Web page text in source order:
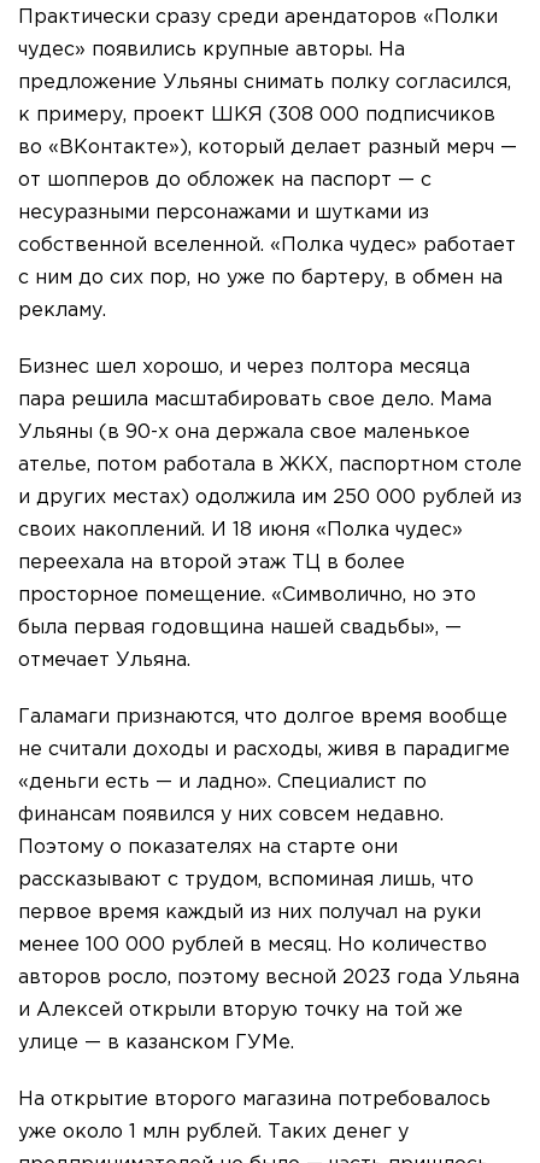
Практически сразу среди арендаторов «Полки
чудес» появились крупные авторы. На
предложение Ульяны снимать полку согласился,
к примеру, проект ШКЯ (308 000 подписчиков
во «ВКонтакте»), который делает разный мерч —
от шопперов до обложек на паспорт — с
несуразными персонажами и шутками из
собственной вселенной. «Полка чудес» работает
с ним до сих пор, но уже по бартеру, в обмен на
рекламу.
Бизнес шел хорошо, и через полтора месяца
пара решила масштабировать свое дело. Мама
Ульяны (в 90-х она держала свое маленькое
ателье, потом работала в ЖКХ, паспортном столе
и других местах) одолжила им 250 000 рублей из
своих накоплений. И 18 июня «Полка чудес»
переехала на второй этаж ТЦ в более
просторное помещение. «Символично, но это
была первая годовщина нашей свадьбы», —
отмечает Ульяна.
Галамаги признаются, что долгое время вообще
не считали доходы и расходы, живя в парадигме
«деньги есть — и ладно». Специалист по
финансам появился у них совсем недавно.
Поэтому о показателях на старте они
рассказывают с трудом, вспоминая лишь, что
первое время каждый из них получал на руки
менее 100 000 рублей в месяц. Но количество
авторов росло, поэтому весной 2023 года Ульяна
и Алексей открыли вторую точку на той же
улице — в казанском ГУМе.
На открытие второго магазина потребовалось
уже около 1 млн рублей. Таких денег у